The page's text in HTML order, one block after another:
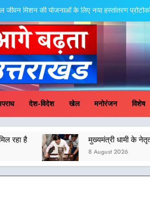
उत्तराखंड की नई पीढ़ी से सीधे संवाद का धामी
राशि का समयबद्ध एवं पारदर्शी तरीके से सीधे
उत्तराखंड के पारंपरिक हस्तशिल्प और हथकरघा उत्पादों
मिशन की योजनाओं के लिए नया हस्तांतरण
राशि का समयबद्ध एवं पारदर्शी तरीके से सीधे
के पारंपरिक हस्तशिल्प और हथकरघा उत्पादों को
जीवन मिशन की योजनाओं के लिए नया हस्तांतरण
देश-विदेश खेल मनोरंजन विशेष
मुख्यमंत्री धामी के नेतृत्व में उत्तराखंड के
8 August 2026